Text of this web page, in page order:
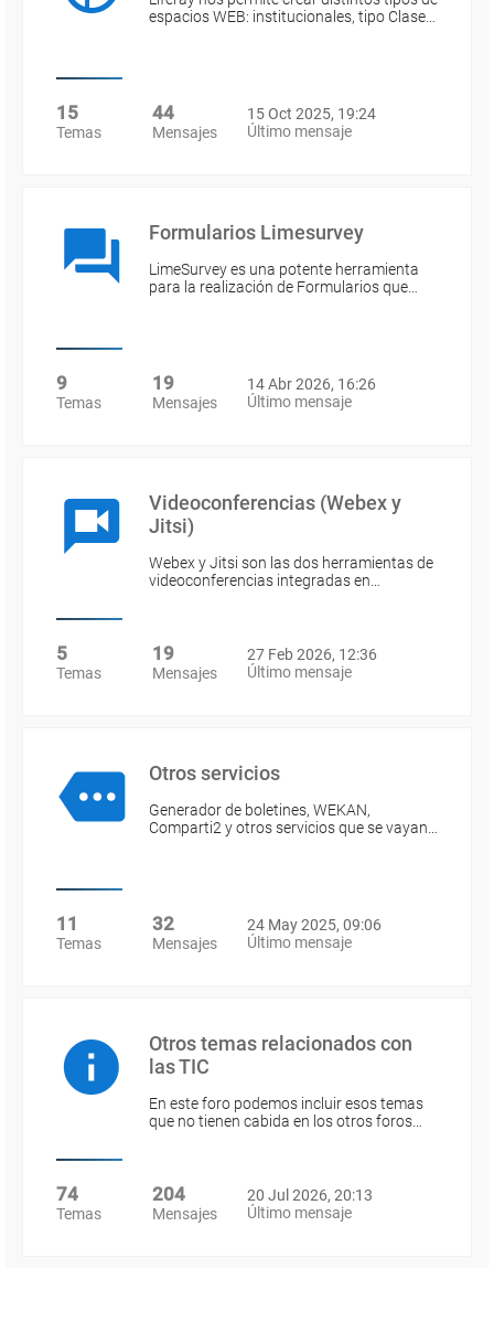
espacios WEB: institucionales, tipo Clase…
15
Temas
44
Mensajes
15 Oct 2025, 19:24
Último mensaje
Formularios Limesurvey
LimeSurvey es una potente herramienta
para la realización de Formularios que…
9
Temas
19
Mensajes
14 Abr 2026, 16:26
Último mensaje
Videoconferencias (Webex y
Jitsi)
Webex y Jitsi son las dos herramientas de
videoconferencias integradas en…
5
Temas
19
Mensajes
27 Feb 2026, 12:36
Último mensaje
Otros servicios
Generador de boletines, WEKAN,
Comparti2 y otros servicios que se vayan…
11
Temas
32
Mensajes
24 May 2025, 09:06
Último mensaje
Otros temas relacionados con
las TIC
En este foro podemos incluir esos temas
que no tienen cabida en los otros foros…
74
Temas
204
Mensajes
20 Jul 2026, 20:13
Último mensaje